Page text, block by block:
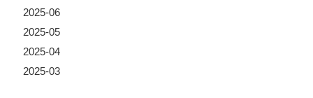
2025-06
2025-05
2025-04
2025-03